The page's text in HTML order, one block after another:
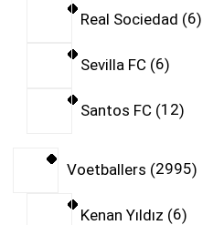
Real Sociedad 6
Sevilla FC 6
Santos FC 12
Voetballers 2995
Kenan Yıldız 6